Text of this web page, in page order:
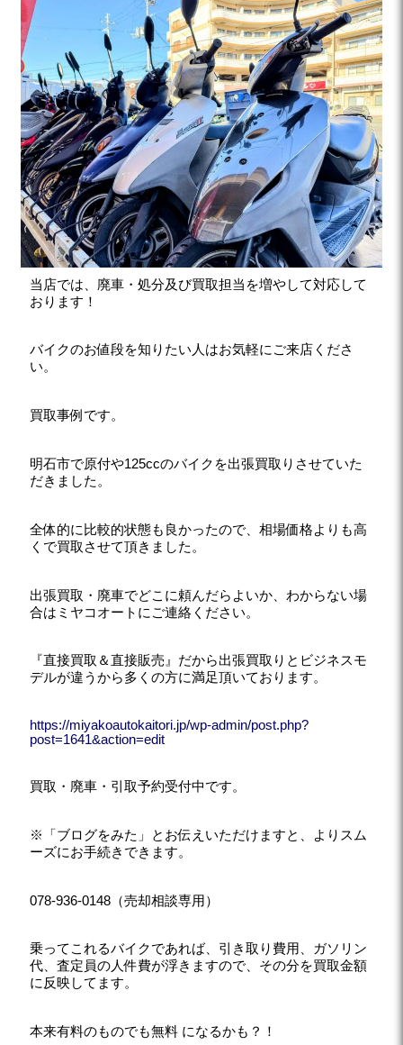
当店では、廃車・処分及び買取担当を増やして対応して
おります！
バイクのお値段を知りたい人はお気軽にご来店くださ
い。
買取事例です。
明石市で原付や125ccのバイクを出張買取りさせていた
だきました。
全体的に比較的状態も良かったので、相場価格よりも高
くで買取させて頂きました。
出張買取・廃車でどこに頼んだらよいか、わからない場
合はミヤコオートにご連絡ください。
『直接買取＆直接販売』だから出張買取りとビジネスモ
デルが違うから多くの方に満足頂いております。
https://miyakoautokaitori.jp/wp-admin/post.php?
post=1641&action=edit
買取・廃車・引取予約受付中です。
※「ブログをみた」とお伝えいただけますと、よりスム
ーズにお手続きできます。
078-936-0148（売却相談専用）
乗ってこれるバイクであれば、引き取り費用、ガソリン
代、査定員の人件費が浮きますので、その分を買取金額
に反映してます。
本来有料のものでも無料 になるかも？！